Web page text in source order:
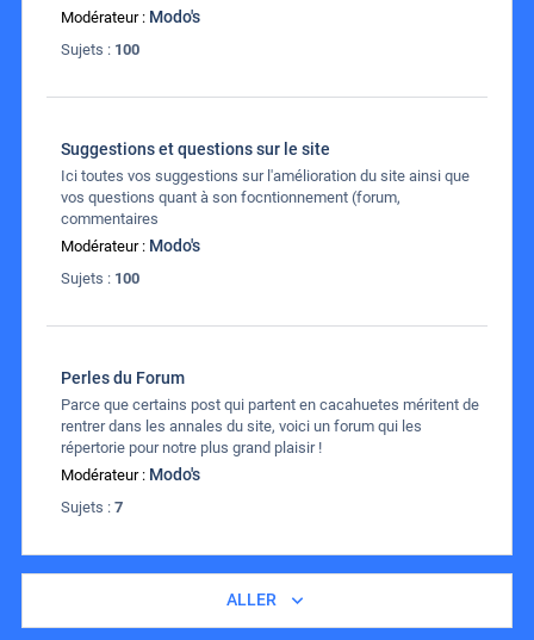
Modérateur : Modo's
Sujets : 100
Suggestions et questions sur le site
Ici toutes vos suggestions sur l'amélioration du site ainsi que
vos questions quant à son focntionnement (forum,
commentaires
Modérateur : Modo's
Sujets : 100
Perles du Forum
Parce que certains post qui partent en cacahuetes méritent de
rentrer dans les annales du site, voici un forum qui les
répertorie pour notre plus grand plaisir !
Modérateur : Modo's
Sujets : 7
ALLER